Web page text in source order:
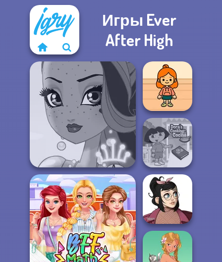
Игры Ever
After High
Fairy Tale High
TB Avataria Life
Girl
Dora Cooking in
la Cucina
Casual Icon